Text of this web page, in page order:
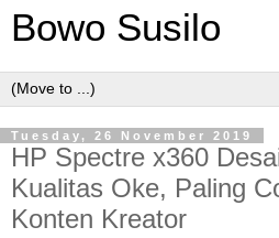
Bowo Susilo
Tuesday, 26 November 2019
HP Spectre x360
Kualitas Oke, Paling
Konten Kreator